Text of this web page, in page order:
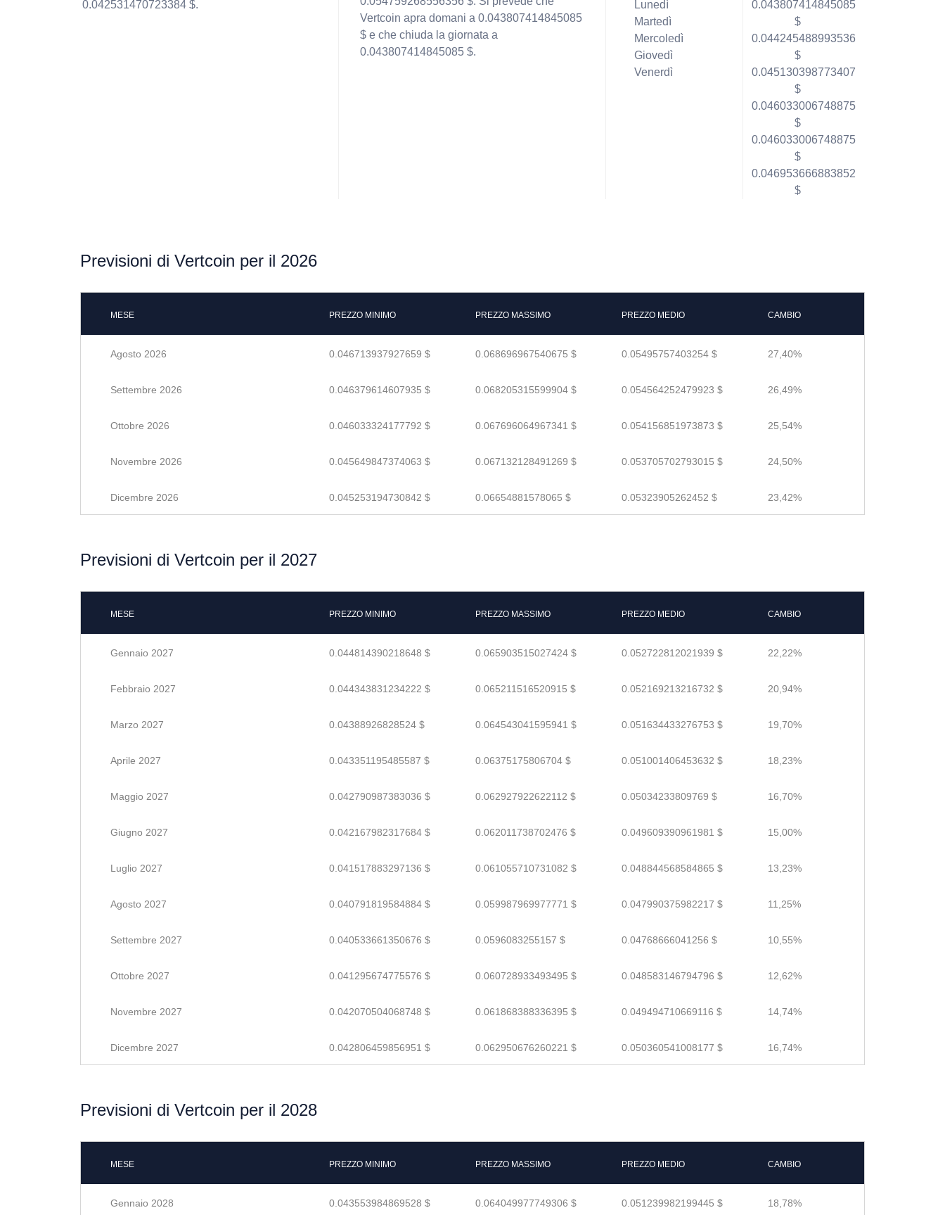
0.042531470723384 $.
Vertcoin apra domani a 0.043807414845085
$ e che chiuda la giornata a
0.043807414845085 $.
Lunedì
Martedì
Mercoledì
Giovedì
Venerdì
0.043807414845085
$
0.044245488993536
$
0.045130398773407
$
0.046033006748875
$
0.046033006748875
$
0.046953666883852
$
Previsioni di Vertcoin per il 2026
MESE PREZZO MINIMO PREZZO MASSIMO PREZZO MEDIO CAMBIO
Agosto 2026 0.046713937927659 $ 0.068696967540675 $ 0.05495757403254 $ 27,40%
Settembre 2026 0.046379614607935 $ 0.068205315599904 $ 0.054564252479923 $ 26,49%
Ottobre 2026 0.046033324177792 $ 0.067696064967341 $ 0.054156851973873 $ 25,54%
Novembre 2026 0.045649847374063 $ 0.067132128491269 $ 0.053705702793015 $ 24,50%
Dicembre 2026 0.045253194730842 $ 0.06654881578065 $ 0.05323905262452 $ 23,42%
Previsioni di Vertcoin per il 2027
MESE PREZZO MINIMO PREZZO MASSIMO PREZZO MEDIO CAMBIO
Gennaio 2027 0.044814390218648 $ 0.065903515027424 $ 0.052722812021939 $ 22,22%
Febbraio 2027 0.044343831234222 $ 0.065211516520915 $ 0.052169213216732 $ 20,94%
Marzo 2027 0.04388926828524 $ 0.064543041595941 $ 0.051634433276753 $ 19,70%
Aprile 2027 0.043351195485587 $ 0.06375175806704 $ 0.051001406453632 $ 18,23%
Maggio 2027 0.042790987383036 $ 0.062927922622112 $ 0.05034233809769 $ 16,70%
Giugno 2027 0.042167982317684 $ 0.062011738702476 $ 0.049609390961981 $ 15,00%
Luglio 2027 0.041517883297136 $ 0.061055710731082 $ 0.048844568584865 $ 13,23%
Agosto 2027 0.040791819584884 $ 0.059987969977771 $ 0.047990375982217 $ 11,25%
Settembre 2027 0.040533661350676 $ 0.0596083255157 $ 0.04768666041256 $ 10,55%
Ottobre 2027 0.041295674775576 $ 0.060728933493495 $ 0.048583146794796 $ 12,62%
Novembre 2027 0.042070504068748 $ 0.061868388336395 $ 0.049494710669116 $ 14,74%
Dicembre 2027 0.042806459856951 $ 0.062950676260221 $ 0.050360541008177 $ 16,74%
Previsioni di Vertcoin per il 2028
MESE PREZZO MINIMO PREZZO MASSIMO PREZZO MEDIO CAMBIO
Gennaio 2028 0.043553984869528 $ 0.064049977749306 $ 0.051239982199445 $ 18,78%